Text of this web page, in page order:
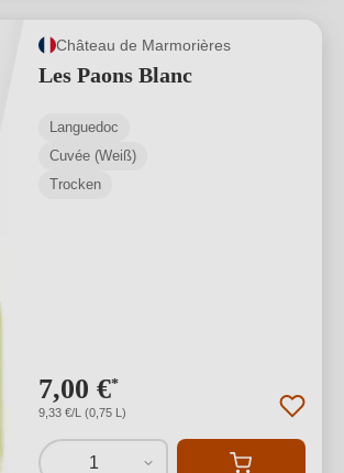
Château de Marmorières
Les Paons Blanc
Languedoc
Cuvée (Weiß)
Trocken
7,00 €*
9,33 €/L (0,75 L)
1